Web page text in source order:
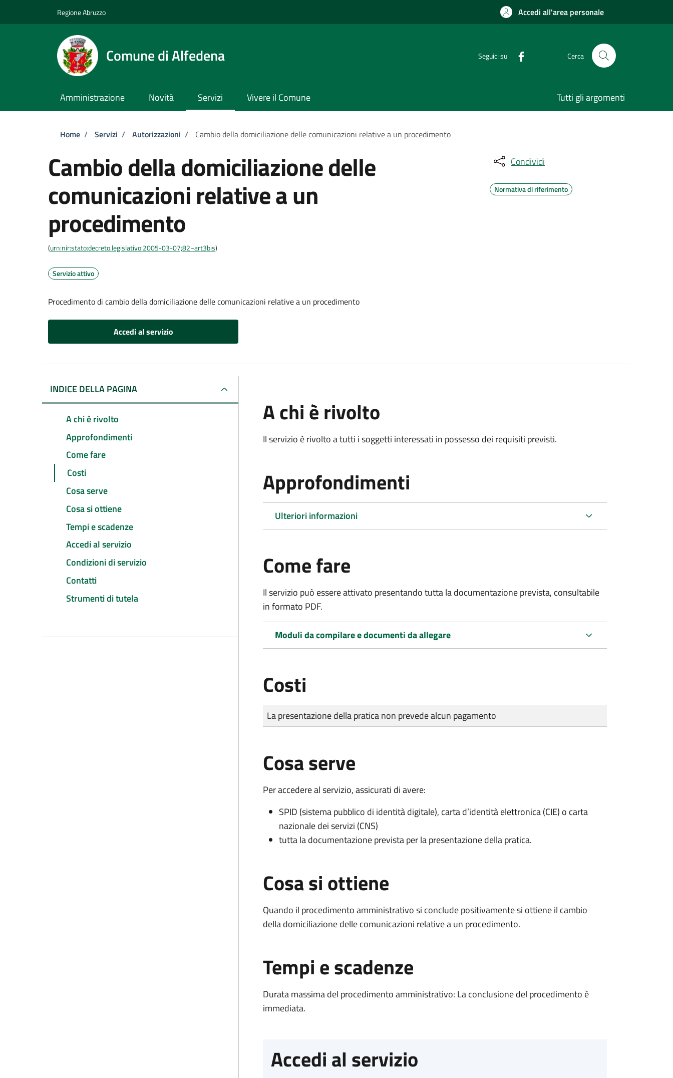
Regione Abruzzo Accedi all'area personale
Comune di Alfedena Seguici su Cerca
Amministrazione Novità Servizi Vivere il Comune Tutti gli argomenti
Briciole di pane
Home / Servizi / Autorizzazioni / Cambio della domiciliazione delle comunicazioni relative a un procedimento
Cambio della domiciliazione delle
comunicazioni relative a un
procedimento
(urn:nir:stato:decreto.legislativo:2005-03-07;82~art3bis)
Servizio attivo
Procedimento di cambio della domiciliazione delle comunicazioni relative a un procedimento
Accedi al servizio
Condividi
Normativa di riferimento
INDICE DELLA PAGINA
A chi è rivolto
Approfondimenti
Come fare
Costi
Cosa serve
Cosa si ottiene
Tempi e scadenze
Accedi al servizio
Condizioni di servizio
Contatti
Strumenti di tutela
A chi è rivolto
Il servizio è rivolto a tutti i soggetti interessati in possesso dei requisiti previsti.
Approfondimenti
Ulteriori informazioni
Come fare
Il servizio può essere attivato presentando tutta la documentazione prevista, consultabile
in formato PDF.
Moduli da compilare e documenti da allegare
Costi
Tipo di pagamento
Importo
La presentazione della pratica non prevede alcun pagamento
Cosa serve
Per accedere al servizio, assicurati di avere:
SPID (sistema pubblico di identità digitale), carta d’identità elettronica (CIE) o carta
nazionale dei servizi (CNS)
tutta la documentazione prevista per la presentazione della pratica.
Cosa si ottiene
Quando il procedimento amministrativo si conclude positivamente si ottiene il cambio
della domiciliazione delle comunicazioni relative a un procedimento.
Tempi e scadenze
Durata massima del procedimento amministrativo: La conclusione del procedimento è
immediata.
Accedi al servizio